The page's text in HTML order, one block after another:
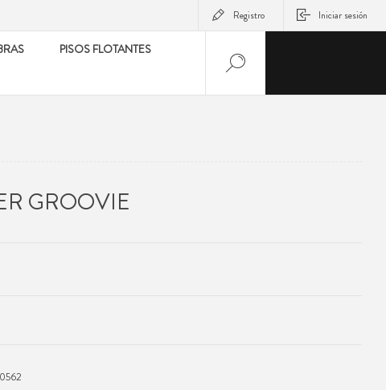
Registro Iniciar sesión
PISOS FLOTANTES
GROOVIE